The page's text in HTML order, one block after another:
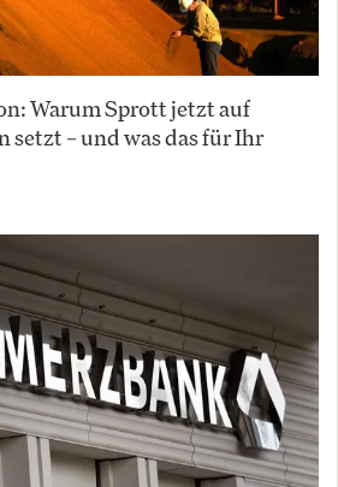
Warum Sprott jetzt auf
setzt – und was das für Ihr